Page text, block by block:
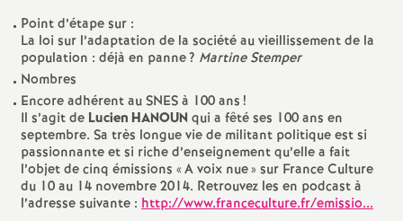
E
s
e
Point d’étape sur :
La loi sur l’adaptation de la société au vieillissement de la
population : déjà en panne? Martine Stemper
Nombres
Encore adhérent auSNESà 100 ans !
Il s’agit deLucienHANOUNqui a fêté ses 100 ans en
septembre. Sa très longue vie de militant politique est si
passionnante et si riche d’enseignement qu’elle a fait
l’objet de cinq émissions «A voix nue» sur France Culture
du 10 au 14 novembre 2014. Retrouvez les en podcast à
l’adresse suivante : http://www.franceculture.fr/emissio...